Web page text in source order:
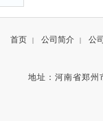
首页 | 公司简介 | 公
地址：河南省郑州